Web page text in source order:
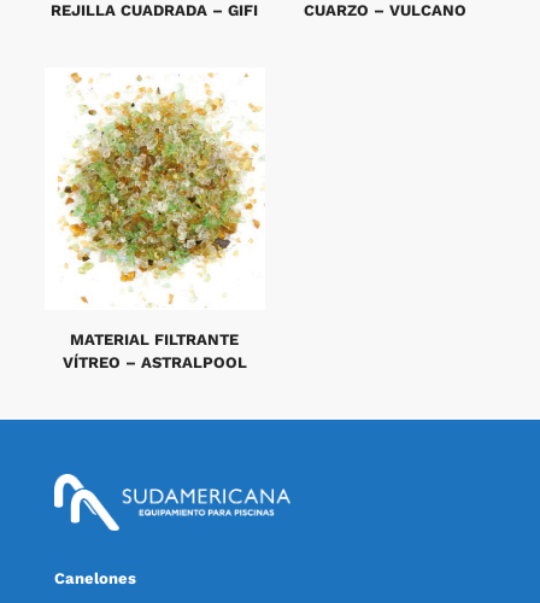
REJILLA CUADRADA – GIFI CUARZO – VULCANO
MATERIAL FILTRANTE
VÍTREO – ASTRALPOOL
Canelones